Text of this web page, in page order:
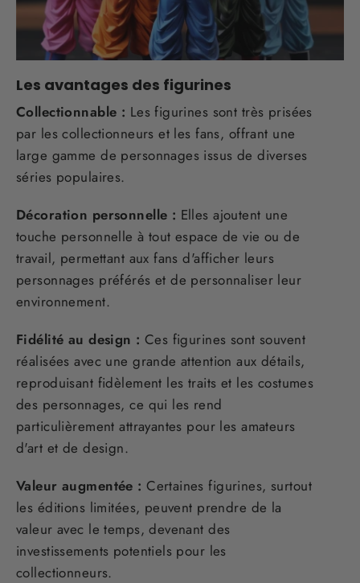
Les avantages des figurines
Collectionnable : Les figurines sont très prisées
par les collectionneurs et les fans, offrant une
large gamme de personnages issus de diverses
séries populaires.
Décoration personnelle : Elles ajoutent une
touche personnelle à tout espace de vie ou de
travail, permettant aux fans d'afficher leurs
personnages préférés et de personnaliser leur
environnement.
Fidélité au design : Ces figurines sont souvent
réalisées avec une grande attention aux détails,
reproduisant fidèlement les traits et les costumes
des personnages, ce qui les rend
particulièrement attrayantes pour les amateurs
d'art et de design.
Valeur augmentée : Certaines figurines, surtout
les éditions limitées, peuvent prendre de la
valeur avec le temps, devenant des
investissements potentiels pour les
collectionneurs.